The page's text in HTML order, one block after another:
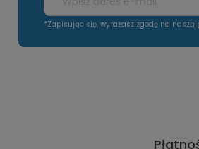
*Zapisując się, wyrażasz zgodę na naszą